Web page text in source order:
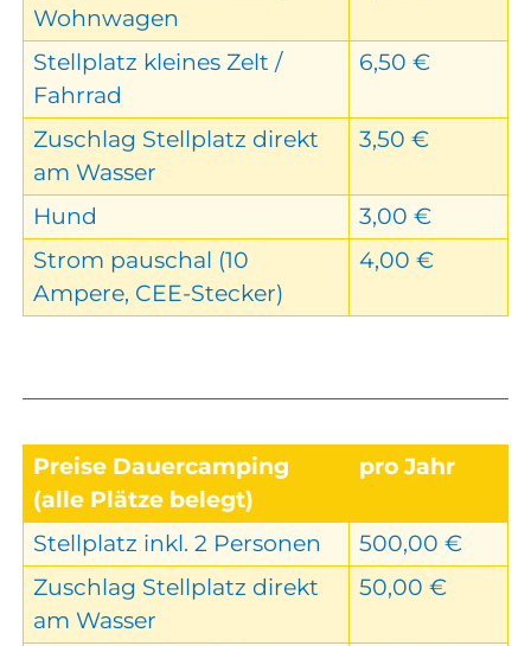
Wohnwagen
Stellplatz kleines Zelt /
Fahrrad
6,50 €
Zuschlag Stellplatz direkt
am Wasser
3,50 €
Hund
3,00 €
Strom pauschal (10
Ampere, CEE-Stecker)
4,00 €
Preise Dauercamping
(alle Plätze belegt)
pro Jahr
Stellplatz inkl. 2 Personen
500,00 €
Zuschlag Stellplatz direkt
am Wasser
50,00 €